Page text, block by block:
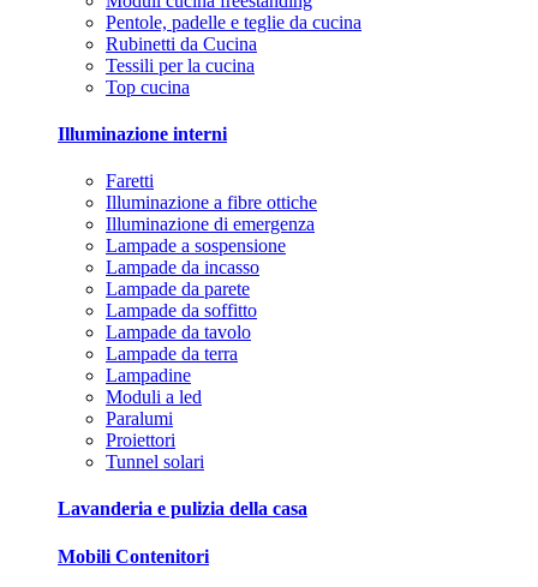
Pentole, padelle e teglie da cucina
Rubinetti da Cucina
Tessili per la cucina
Top cucina
Illuminazione interni
Faretti
Illuminazione a fibre ottiche
Illuminazione di emergenza
Lampade a sospensione
Lampade da incasso
Lampade da parete
Lampade da soffitto
Lampade da tavolo
Lampade da terra
Lampadine
Moduli a led
Paralumi
Proiettori
Tunnel solari
Lavanderia e pulizia della casa
Mobili Contenitori